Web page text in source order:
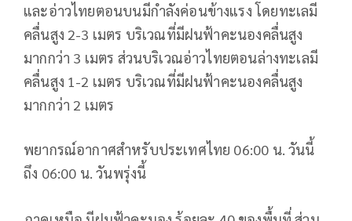
และอ่าวไทยตอนบนมีกำลังค่อนข้างแรง โดยทะเลมี
คลื่นสูง 2-3 เมตร บริเวณที่มีฝนฟ้าคะนองคลื่นสูง
มากกว่า 3 เมตร ส่วนบริเวณอ่าวไทยตอนล่างทะเลมี
คลื่นสูง 1-2 เมตร บริเวณที่มีฝนฟ้าคะนองคลื่นสูง
มากกว่า 2 เมตร
พยากรณ์อากาศสำหรับประเทศไทย 06:00 น. วันนี้
ถึง 06:00 น. วันพรุ่งนี้